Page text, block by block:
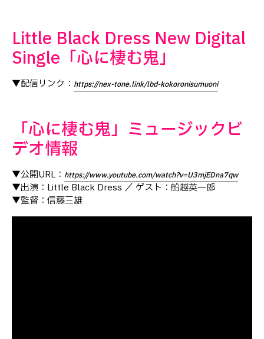
Little Black Dress New Digital
Single「心に棲む鬼」
▼配信リンク： https://nex-tone.link/lbd-kokoronisumuoni
「心に棲む鬼」ミュージックビ
デオ情報
▼公開URL： https://www.youtube.com/watch?v=U3mjEDna7qw
▼出演：Little Black Dress ／ ゲスト：船越英一郎
▼監督：信藤三雄